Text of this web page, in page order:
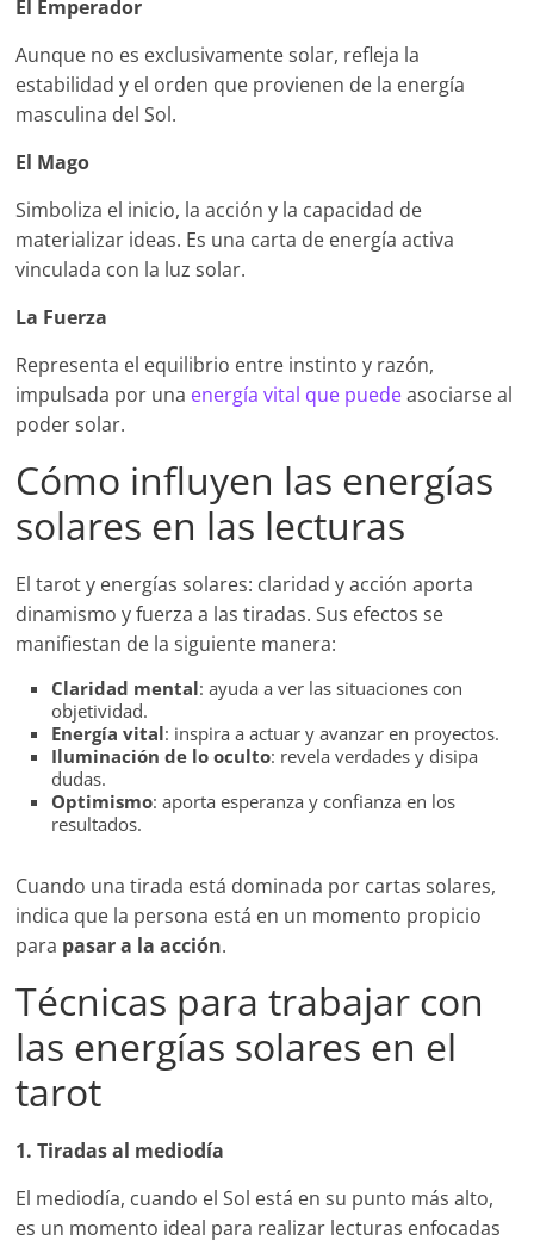
El Emperador
Aunque no es exclusivamente solar, refleja la
estabilidad y el orden que provienen de la energía
masculina del Sol.
El Mago
Simboliza el inicio, la acción y la capacidad de
materializar ideas. Es una carta de energía activa
vinculada con la luz solar.
La Fuerza
Representa el equilibrio entre instinto y razón,
impulsada por una energía vital que puedeasociarse al
poder solar.
Cómo influyen las energías
solares en las lecturas
El tarot y energías solares: claridad y acción aporta
dinamismo y fuerza a las tiradas. Sus efectos se
manifiestan de la siguiente manera:
Claridad mental: ayuda a ver las situaciones con
objetividad.
Energía vital: inspira a actuar y avanzar en proyectos.
Iluminación de lo oculto: revela verdades y disipa
dudas.
Optimismo: aporta esperanza y confianza en los
resultados.
Cuando una tirada está dominada por cartas solares,
indica que la persona está en un momento propicio
para pasar a la acción.
Técnicas para trabajar con
las energías solares en el
tarot
1. Tiradas al mediodía
El mediodía, cuando el Sol está en su punto más alto,
es un momento ideal para realizar lecturas enfocadas